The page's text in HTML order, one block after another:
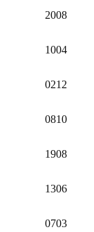
2008
1004
0212
0810
1908
1306
0703